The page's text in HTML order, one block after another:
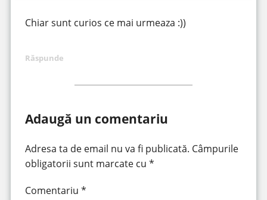
Chiar sunt curios ce mai urmeaza :))
Răspunde
Adaugă un comentariu
Adresa ta de email nu va fi publicată. Câmpurile
obligatorii sunt marcate cu *
Comentariu *